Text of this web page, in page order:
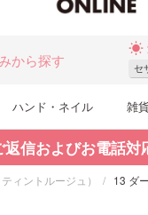
から探す
wb_sunny
セ
ハンド・ネイル 雑
信およびお電話
ィントルージュ） 13 ダ